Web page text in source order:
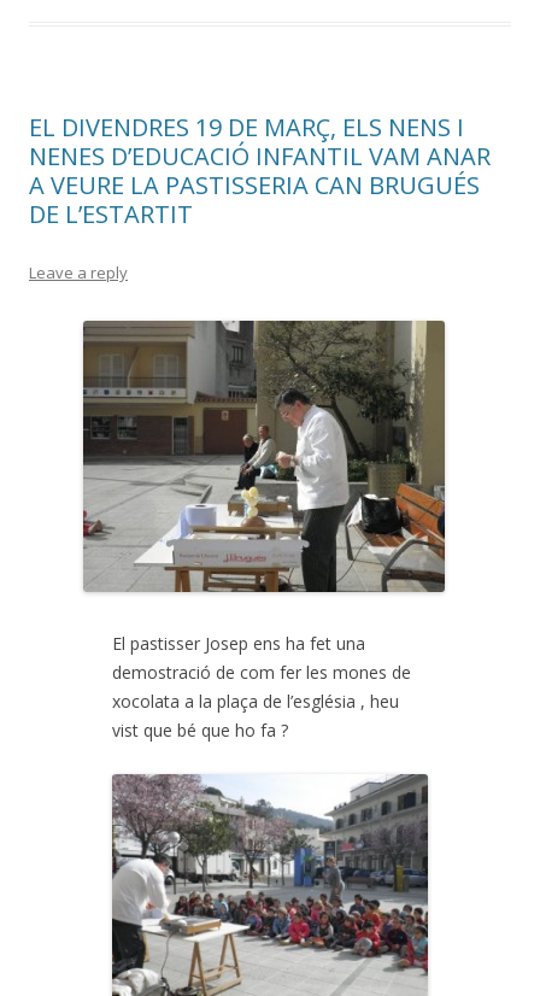
EL DIVENDRES 19 DE MARÇ, ELS NENS I
NENES D’EDUCACIÓ INFANTIL VAM ANAR
A VEURE LA PASTISSERIA CAN BRUGUÉS
DE L’ESTARTIT
Leave a reply
El pastisser Josep ens ha fet una
demostració de com fer les mones de
xocolata a la plaça de l’església , heu
vist que bé que ho fa ?